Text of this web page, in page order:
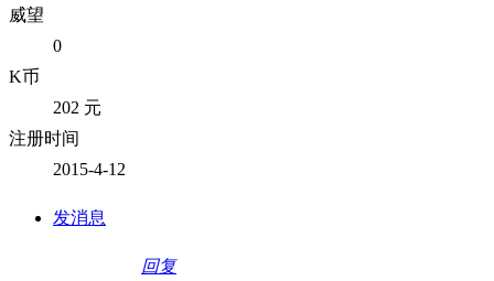
威望
0
K币
202 元
注册时间
2015-4-12
发消息
回复